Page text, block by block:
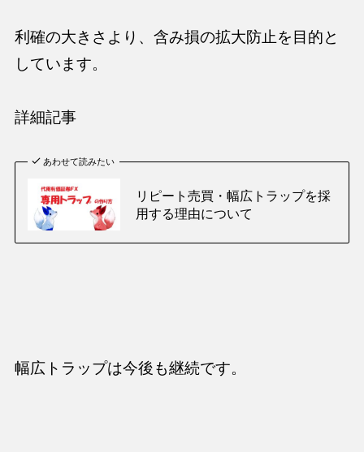
利確の大きさより、含み損の拡大防止を目的と
しています。
詳細記事
あわせて読みたい
リピート売買・幅広トラップを採
用する理由について
幅広トラップは今後も継続です。